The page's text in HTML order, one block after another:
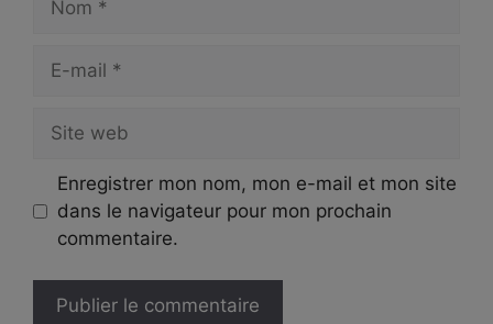
mail
web
Enregistrer mon nom, mon e-mail et mon site
dans le navigateur pour mon prochain
commentaire.